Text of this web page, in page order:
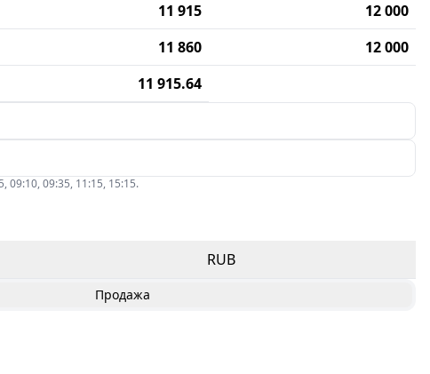
11 915
12 000
11 860
12 000
11 915.64
09:10, 09:35, 11:15, 15:15.
RUB
Продажа